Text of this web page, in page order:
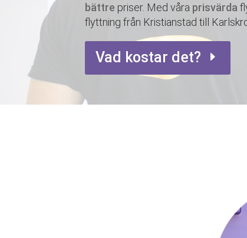
bättre priser. Med våra prisvärda
flyttning från Kristianstad till
Vad kostar det?